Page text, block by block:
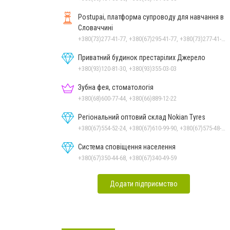
Postupai, платформа супроводу для навчання в
Словаччині
Приватний будинок престарілих Джерело
+380(93)120-81-30, +380(93)355-03-03
Зубна фея, стоматологія
+380(68)600-77-44, +380(66)889-12-22
Регіональний оптовий склад Nokian Tyres
Система сповіщення населення
+380(67)350-44-68, +380(67)340-49-59
Додати підприємство